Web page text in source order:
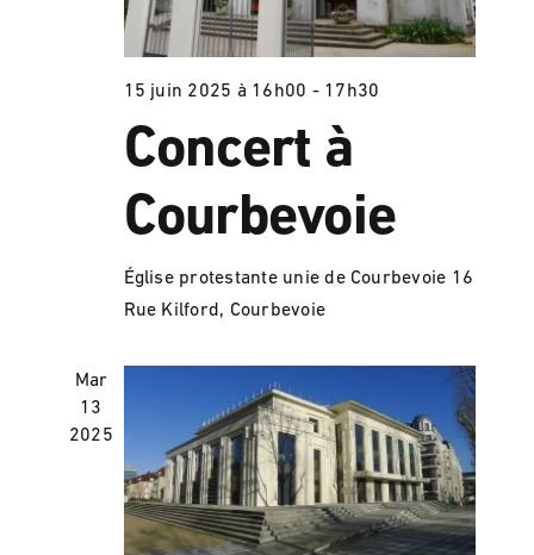
15 juin 2025 à 16h00 - 17h30
Concert à
Courbevoie
Église protestante unie de Courbevoie 16
Rue Kilford, Courbevoie
Mar
13
2025